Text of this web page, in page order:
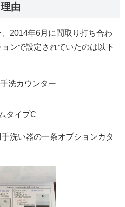
由
2014年6月に間取り打ち合わ
ンで設定されていたのは以下
洗カウンター
タイプC
洗い器の一条オプションカタ